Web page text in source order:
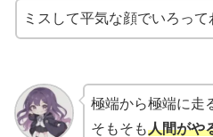
ミスして平気な顔でいろって
極端から極端に走
そもそも人間がや